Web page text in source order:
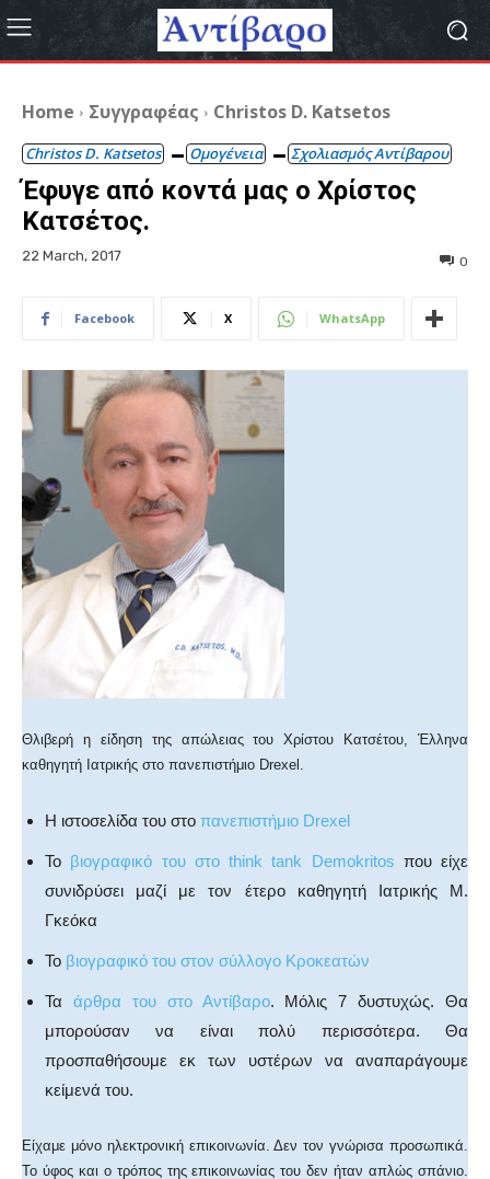
Home Συγγραφέας Christos D. Katsetos
Christos D. Katsetos Ομογένεια Σχολιασμός Αντίβαρου
Έφυγε από κοντά μας ο Χρίστος
Κατσέτος.
22 March, 2017 0
Facebook X WhatsApp
Θλιβερή η είδηση της απώλειας του Χρίστου Κατσέτου, Έλληνα
καθηγητή Ιατρικής στο πανεπιστήμιο Drexel.
Η ιστοσελίδα του στο πανεπιστήμιο Drexel
Το βιογραφικό του στο think tank Demokritos που είχε
συνιδρύσει μαζί με τον έτερο καθηγητή Ιατρικής Μ.
Γκεόκα
Το βιογραφικό του στον σύλλογο Κροκεατών
Τα άρθρα του στο Αντίβαρο. Μόλις 7 δυστυχώς. Θα
μπορούσαν να είναι πολύ περισσότερα. Θα
προσπαθήσουμε εκ των υστέρων να αναπαράγουμε
κείμενά του.
Είχαμε μόνο ηλεκτρονική επικοινωνία. Δεν τον γνώρισα προσωπικά.
Το ύφος και ο τρόπος της επικοινωνίας του δεν ήταν απλώς σπάνιο.